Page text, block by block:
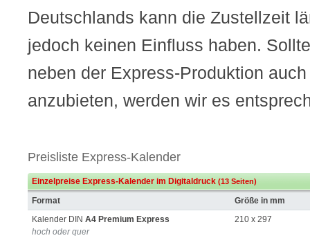
Deutschlands kann die Zustellzeit
jedoch keinen Einfluss haben.
neben der Express-Produktion
anzubieten, werden wir es
Preisliste Express-Kalender
Einzelpreise Express-Kalender im Digitaldruck (13 Seiten)
Format
Größe in mm
Kalender DIN A4 Premium Express
hoch oder quer
210 x 297